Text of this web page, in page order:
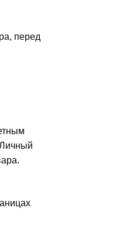
перед